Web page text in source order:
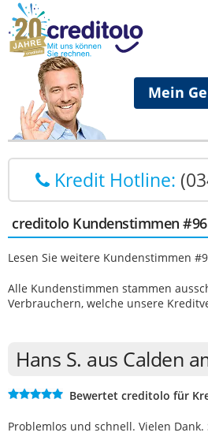
Mein
Kredit Hotline:
creditolo Kundenstimmen
Lesen Sie weitere Kundenstimmen
Alle Kundenstimmen stammen
Verbrauchern, welche unsere
Hans S. aus Calden
Bewertet creditolo für
Problemlos und schnell. Vielen